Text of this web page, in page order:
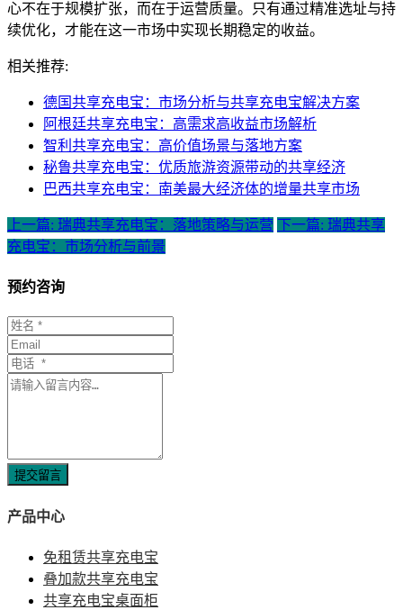
心不在于规模扩张，而在于运营质量。只有通过精准选址与持
续优化，才能在这一市场中实现长期稳定的收益。
相关推荐:
德国共享充电宝：市场分析与共享充电宝解决方案
阿根廷共享充电宝：高需求高收益市场解析
智利共享充电宝：高价值场景与落地方案
秘鲁共享充电宝：优质旅游资源带动的共享经济
巴西共享充电宝：南美最大经济体的增量共享市场
上一篇: 瑞典共享充电宝：落地策略与运营 下一篇: 瑞典共享
充电宝：市场分析与前景
预约咨询
提交留言
产品中心
免租赁共享充电宝
叠加款共享充电宝
共享充电宝桌面柜